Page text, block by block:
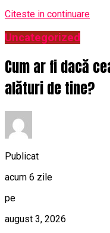
Citeste in continuare
Uncategorized
Cum ar fi dacă
alături de tine?
Publicat
acum 6 zile
pe
august 3, 2026